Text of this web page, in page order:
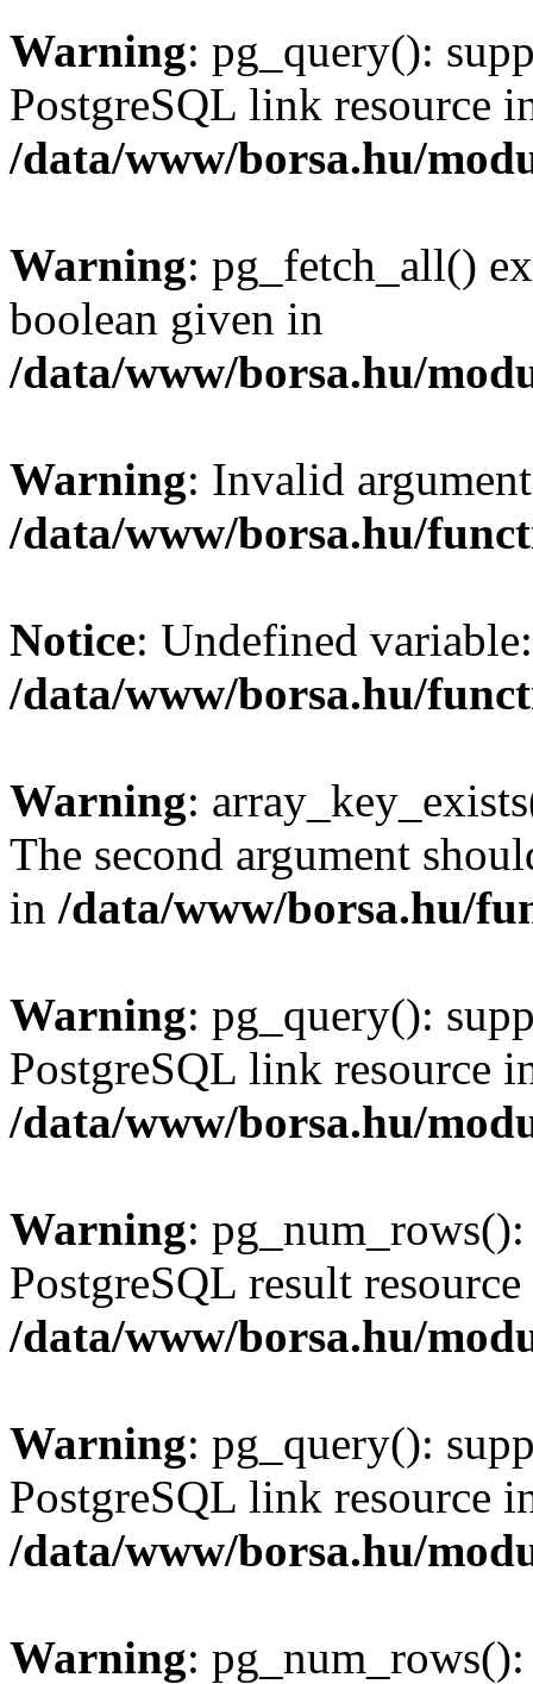
Warning: pg_query():
PostgreSQL link resource
/data/www/borsa.hu/
Warning: pg_fetch_all()
boolean given in
/data/www/borsa.hu/
Warning: Invalid
/data/www/borsa.hu/
Notice: Undefined
/data/www/borsa.hu/
Warning:
The second argument
in /data/www/borsa.hu/
Warning: pg_query():
PostgreSQL link resource
/data/www/borsa.hu/
Warning:
PostgreSQL result
/data/www/borsa.hu/
Warning: pg_query():
PostgreSQL link resource
/data/www/borsa.hu/
Warning: